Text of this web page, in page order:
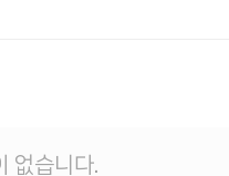
없습니다.